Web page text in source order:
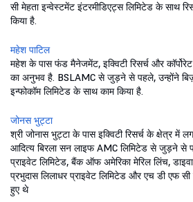
सी मेहता इन्वेस्टमेंट इंटरमीडिएट्स लिमिटेड के साथ
किया है.
महेश पाटिल
महेश के पास फंड मैनेजमेंट, इक्विटी रिसर्च और
का अनुभव है. BSLAMC से जुड़ने से पहले, उन्होंने
इन्फोकॉम लिमिटेड के साथ काम किया है.
जोनस भुट्टा
श्री जोनास भुट्टा के पास इक्विटी रिसर्च के क्षेत्र में
आदित्य बिरला सन लाइफ AMC लिमिटेड से जुड़ने से
प्राइवेट लिमिटेड, बैंक ऑफ अमेरिका मेरिल लिंच,
प्रभुदास लिलाधर प्राइवेट लिमिटेड और एच डी एफ
हुए थे